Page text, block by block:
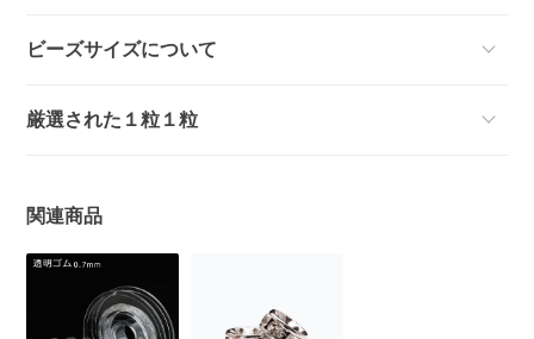
ビーズサイズについて
厳選された１粒１粒
関連商品